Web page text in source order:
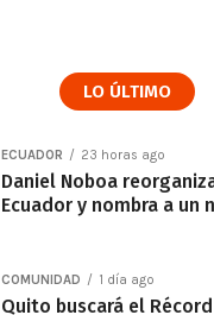
LO ÚLTIMO
ECUADOR 23 horas ago
Daniel Noboa
Ecuador y nombra a un
COMUNIDAD 1 día ago
Quito buscará el